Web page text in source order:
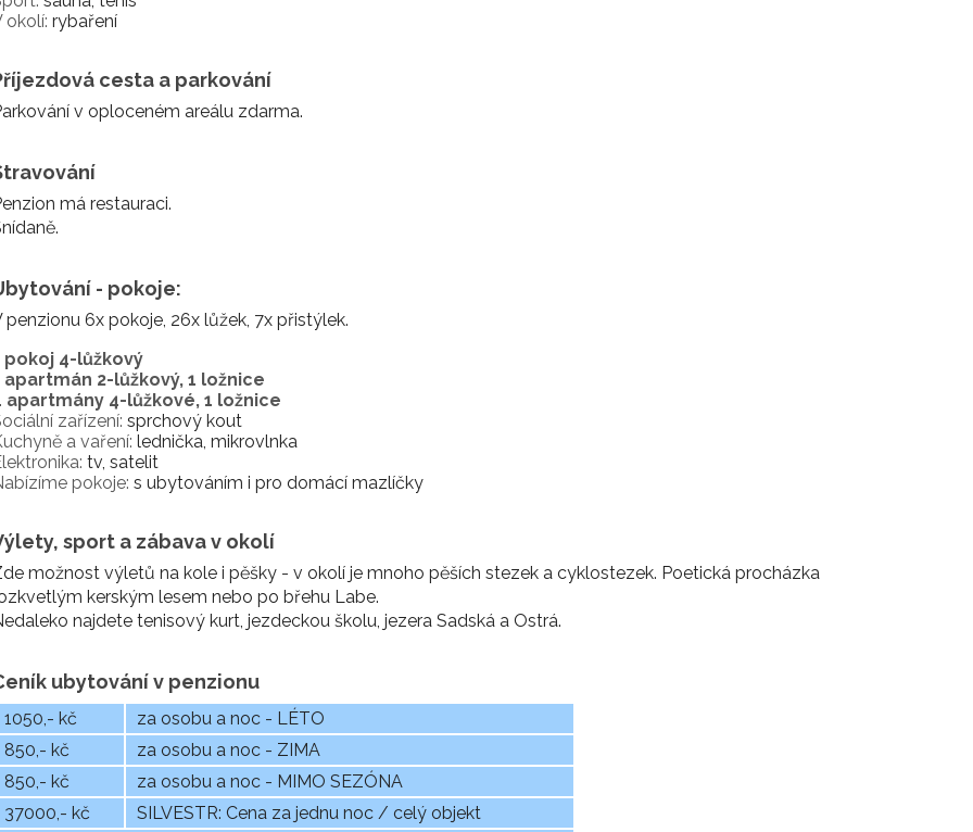
okolí: rybaření
cesta a parkování
v oploceném areálu zdarma.
má restauraci.
- pokoje:
penzionu 6x pokoje, 26x lůžek, 7x přistýlek.
pokoj 4-lůžkový
apartmán 2-lůžkový, 1 ložnice
apartmány 4-lůžkové, 1 ložnice
zařízení: sprchový kout
a vaření: lednička, mikrovlnka
tv, satelit
pokoje: s ubytováním i pro domácí mazlíčky
sport a zábava v okolí
možnost výletů na kole i pěšky - v okolí je mnoho pěších stezek a cyklostezek. Poetická procházka
kerským lesem nebo po břehu Labe.
najdete tenisový kurt, jezdeckou školu, jezera Sadská a Ostrá.
ubytování v penzionu
1050,- kč
za osobu a noc - LÉTO
850,- kč
za osobu a noc - ZIMA
850,- kč
za osobu a noc - MIMO SEZÓNA
37000,- kč
SILVESTR: Cena za jednu noc / celý objekt